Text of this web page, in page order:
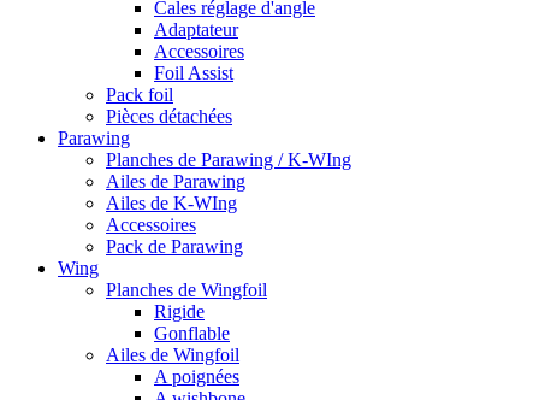
Cales réglage d'angle
Adaptateur
Accessoires
Foil Assist
Pack foil
Pièces détachées
Parawing
Planches de Parawing / K-WIng
Ailes de Parawing
Ailes de K-WIng
Accessoires
Pack de Parawing
Wing
Planches de Wingfoil
Rigide
Gonflable
Ailes de Wingfoil
A poignées